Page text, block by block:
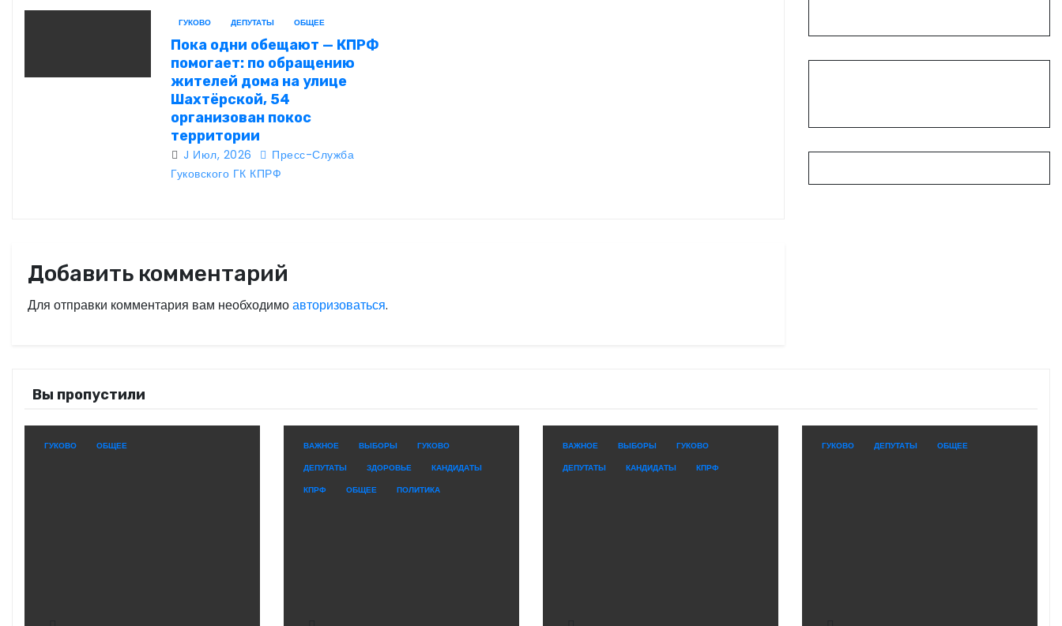
ГУКОВО ДЕПУТАТЫ ОБЩЕЕ
Пока одни обещают — КПРФ
помогает: по обращению
жителей дома на улице
Шахтёрской, 54
организован покос
территории
J Июл, 2026
Пресс-Служба
Гуковского ГК КПРФ
Добавить комментарий
Для отправки комментария вам необходимоавторизоваться.
Вы пропустили
ГУКОВО ОБЩЕЕ ВАЖНОЕ ВЫБОРЫ
ГУКОВО
ДЕПУТАТЫ
ЗДОРОВЬЕ
КАНДИДАТЫ
КПРФ
ОБЩЕЕ ПОЛИТИКА
ВАЖНОЕ ВЫБОРЫ
ГУКОВО
ДЕПУТАТЫ
КАНДИДАТЫ КПРФ
ГУКОВО ДЕПУТАТЫ ОБЩЕЕ